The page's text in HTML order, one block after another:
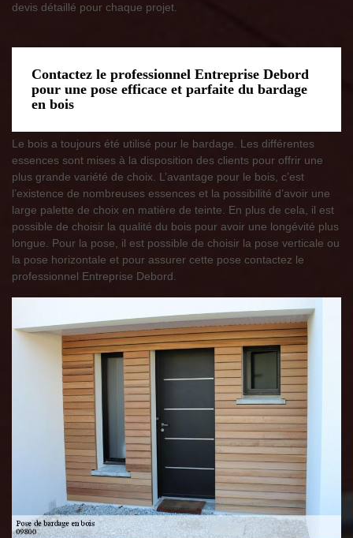
devis détaillé pour chaque projet.
Contactez le professionnel Entreprise Debord
pour une pose efficace et parfaite du bardage
en bois
Le bois a toujours été utilisé pour le bardage. Les différentes
essences sont mises à la disposition des clients pour offrir une
plus grande variété de choix. L’avantage pour le bois, c’est
l’existence de nombreuses essences et la possibilité d’avoir une
large palette de choix en matière de teinte. En plus de cela, il est
possible de choisir la qualité du bois pour avoir une longévité plus
longue. Pour la pose, il est possible de choisir la pose verticale ou
la pose horizontale et pour assurer cette pose contactez le
professionnel Entreprise Debord.